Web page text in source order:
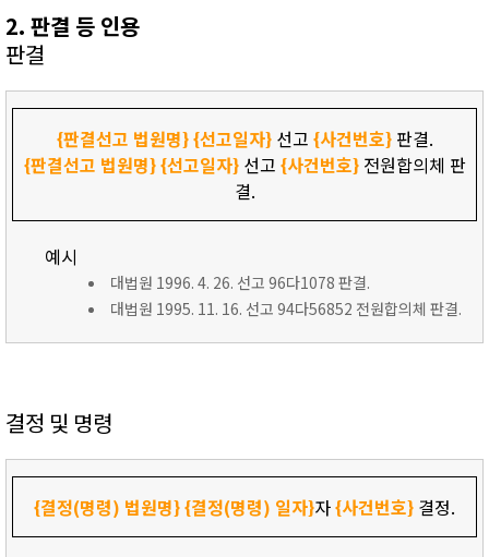
2. 판결 등 인용
판결
{판결선고 법원명}{선고일자}선고 {사건번호}판결.
{판결선고 법원명}{선고일자}선고 {사건번호}전원합의체 판
결.
예시
대법원 1996. 4. 26. 선고 96다1078 판결.
대법원 1995. 11. 16. 선고 94다56852 전원합의체 판결.
결정 및 명령
{결정(명령) 법원명}{결정(명령) 일자}자{사건번호} 결정.